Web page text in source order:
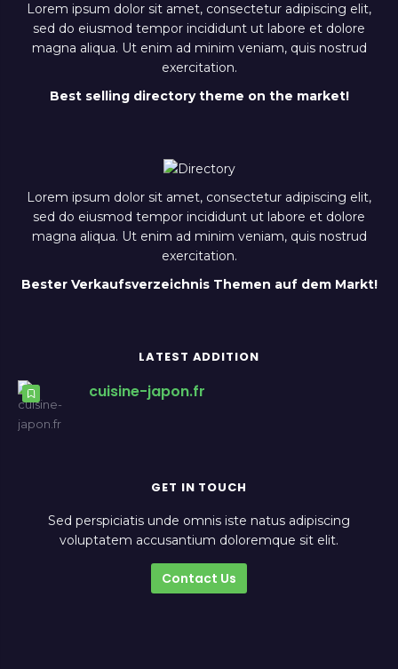
Lorem ipsum dolor sit amet, consectetur adipiscing elit,
sed do eiusmod tempor incididunt ut labore et dolore
magna aliqua. Ut enim ad minim veniam, quis nostrud
exercitation.
Best selling directory theme on the market!
Lorem ipsum dolor sit amet, consectetur adipiscing elit,
sed do eiusmod tempor incididunt ut labore et dolore
magna aliqua. Ut enim ad minim veniam, quis nostrud
exercitation.
Bester Verkaufsverzeichnis Themen auf dem Markt!
LATEST ADDITION
cuisine-japon.fr
GET IN TOUCH
Sed perspiciatis unde omnis iste natus adipiscing
voluptatem accusantium doloremque sit elit.
Contact Us